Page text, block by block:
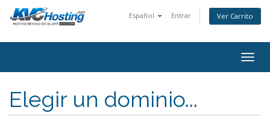
Español Entrar Ver Carrito
Elegir un dominio...